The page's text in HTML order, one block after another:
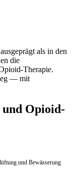
als in den
die
Therapie.
— mit
und Opioid-
und Bewässerung